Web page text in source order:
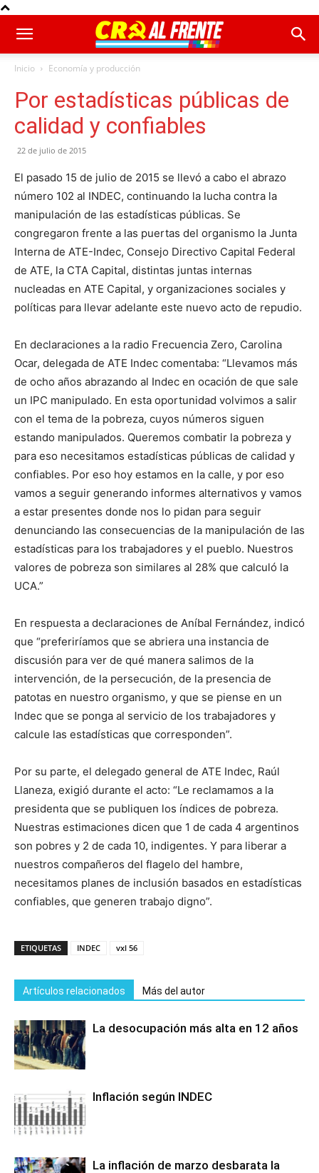
Inicio Economía y producción
Por estadísticas públicas de
calidad y confiables
22 de julio de 2015
El pasado 15 de julio de 2015 se llevó a cabo el abrazo
número 102 al INDEC, continuando la lucha contra la
manipulación de las estadísticas públicas. Se
congregaron frente a las puertas del organismo la Junta
Interna de ATE-Indec, Consejo Directivo Capital Federal
de ATE, la CTA Capital, distintas juntas internas
nucleadas en ATE Capital, y organizaciones sociales y
políticas para llevar adelante este nuevo acto de repudio.
En declaraciones a la radio Frecuencia Zero, Carolina
Ocar, delegada de ATE Indec comentaba: “Llevamos más
de ocho años abrazando al Indec en ocación de que sale
un IPC manipulado. En esta oportunidad volvimos a salir
con el tema de la pobreza, cuyos números siguen
estando manipulados. Queremos combatir la pobreza y
para eso necesitamos estadísticas públicas de calidad y
confiables. Por eso hoy estamos en la calle, y por eso
vamos a seguir generando informes alternativos y vamos
a estar presentes donde nos lo pidan para seguir
denunciando las consecuencias de la manipulación de las
estadísticas para los trabajadores y el pueblo. Nuestros
valores de pobreza son similares al 28% que calculó la
UCA.”
En respuesta a declaraciones de Aníbal Fernández, indicó
que “preferiríamos que se abriera una instancia de
discusión para ver de qué manera salimos de la
intervención, de la persecución, de la presencia de
patotas en nuestro organismo, y que se piense en un
Indec que se ponga al servicio de los trabajadores y
calcule las estadísticas que corresponden”.
Por su parte, el delegado general de ATE Indec, Raúl
Llaneza, exigió durante el acto: “Le reclamamos a la
presidenta que se publiquen los índices de pobreza.
Nuestras estimaciones dicen que 1 de cada 4 argentinos
son pobres y 2 de cada 10, indigentes. Y para liberar a
nuestros compañeros del flagelo del hambre,
necesitamos planes de inclusión basados en estadísticas
confiables, que generen trabajo digno”.
ETIQUETAS INDEC vxl 56
Artículos relacionados Más del autor
La desocupación más alta en 12 años
Inflación según INDEC
La inflación de marzo desbarata la